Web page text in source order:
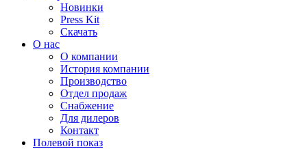
Новинки
Press Kit
Скачать
О нас
О компании
История компании
Производство
Отдел продаж
Cнабжение
Для дилеров
Контакт
Полевой показ